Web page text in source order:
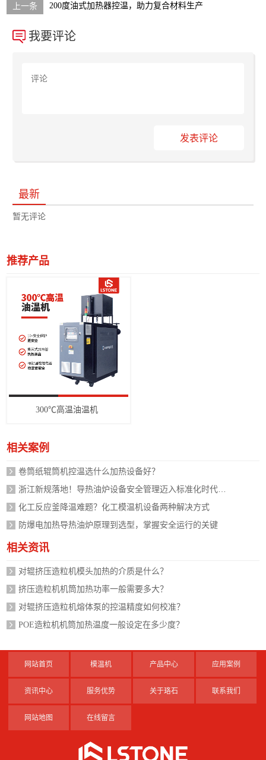
200度油式加热器控温，助力复合材料生产
我要评论
发表评论
最新
暂无评论
推荐产品
300℃高温油温机
相关案例
卷筒纸辊筒机控温选什么加热设备好？
化工反应釜降温难题？化工模温机设备两种解决方式
防爆电加热导热油炉原理到选型，掌握安全运行的关键
相关资讯
对辊挤压造粒机模头加热的介质是什么？
挤压造粒机机筒加热功率一般需要多大？
对辊挤压造粒机熔体泵的控温精度如何校准？
POE造粒机机筒加热温度一般设定在多少度？
网站首页 模温机 产品中心 应用案例
资讯中心 服务优势 关于珞石 联系我们
网站地图 在线留言